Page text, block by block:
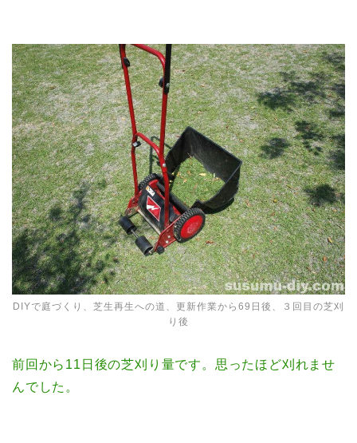
DIYで庭づくり、芝生再生への道、更新作業から69日後、３回目の芝刈
り後
前回から11日後の芝刈り量です。思ったほど刈れませ
んでした。